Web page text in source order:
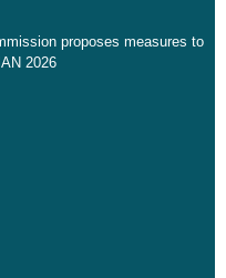
proposes measures to
2026